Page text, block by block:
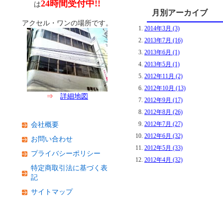
月別アーカイブ
2014年3月 (3)
2013年7月 (16)
2013年6月 (1)
2013年5月 (1)
2012年11月 (2)
2012年10月 (13)
2012年9月 (17)
2012年8月 (26)
2012年7月 (27)
2012年6月 (32)
2012年5月 (33)
2012年4月 (32)
は24時間受付中!!
アクセル・ワンの場所です。
⇒ 詳細地図
会社概要
お問い合わせ
プライバシーポリシー
特定商取引法に基づく表
記
サイトマップ